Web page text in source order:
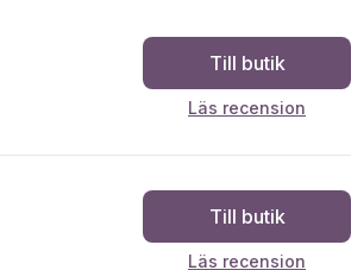
Till butik
Läs recension
Till butik
Läs recension